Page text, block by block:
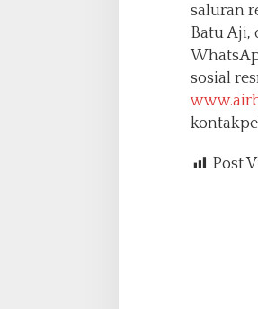
saluran
Batu Aji,
sosial
Post